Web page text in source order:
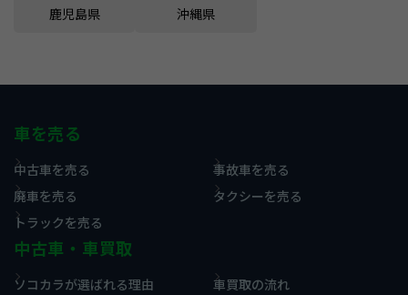
鹿児島県 沖縄県
車を売る
中古車を売る
事故車を売る
廃車を売る
タクシーを売る
トラックを売る
中古車・車買取
ソコカラが選ばれる理由
車買取の流れ